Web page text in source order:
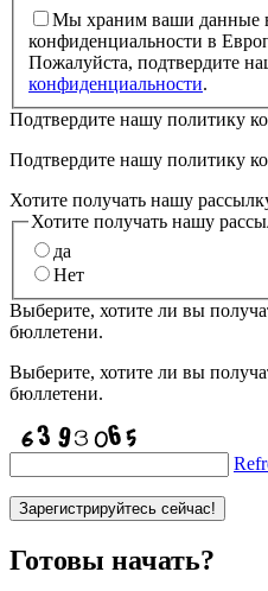
Мы храним ваши данные
конфиденциальности в
Пожалуйста, подтвердите
конфиденциальности.
Подтвердите нашу политику
Подтвердите нашу политику
Хотите получать нашу
Хотите получать нашу
да
Нет
Выберите, хотите ли вы
бюллетени.
Выберите, хотите ли вы
бюллетени.
Зарегистрируйтесь сейчас!
Готовы начать?